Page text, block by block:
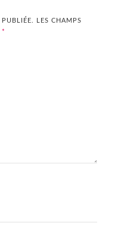
LES CHAMPS
*